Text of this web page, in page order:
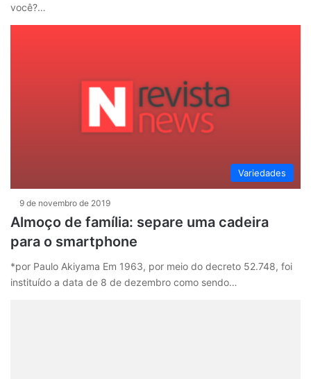
você?…
Variedades
9 de novembro de 2019
Almoço de família: separe uma cadeira
para o smartphone
*por Paulo Akiyama Em 1963, por meio do decreto 52.748, foi
instituído a data de 8 de dezembro como sendo…